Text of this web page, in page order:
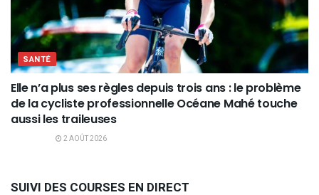
SANTÉ
Elle n’a plus ses règles depuis trois ans : le problème
de la cycliste professionnelle Océane Mahé touche
aussi les traileuses
2 AOÛT 2026
SUIVI DES COURSES EN DIRECT